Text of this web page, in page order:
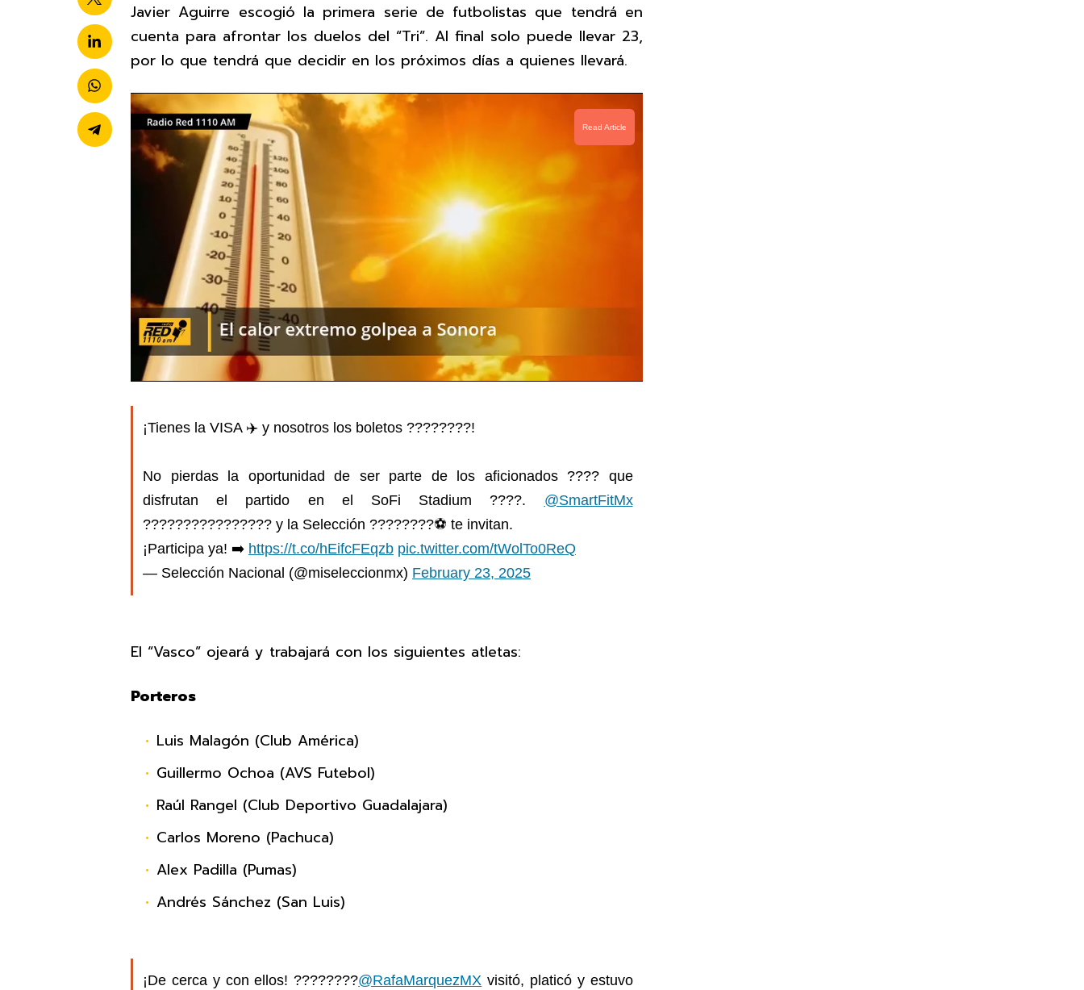
Javier Aguirre escogió la primera serie de futbolistas que tendrá en
cuenta para afrontar los duelos del “Tri”. Al final solo puede llevar 23,
por lo que tendrá que decidir en los próximos días a quienes llevará.
Read Article
¡Tienes la VISA ✈️ y nosotros los boletos ????️????️!
No pierdas la oportunidad de ser parte de los aficionados ???? que
disfrutan el partido en el SoFi Stadium ????️. @SmartFitMx
???????????????? y la Selección ????????⚽️ te invitan.
¡Participa ya! ➡️ https://t.co/hEifcFEqzb pic.twitter.com/tWolTo0ReQ
— Selección Nacional (@miseleccionmx) February 23, 2025
El “Vasco” ojeará y trabajará con los siguientes atletas:
Porteros
Luis Malagón (Club América)
Guillermo Ochoa (AVS Futebol)
Raúl Rangel (Club Deportivo Guadalajara)
Carlos Moreno (Pachuca)
Alex Padilla (Pumas)
Andrés Sánchez (San Luis)
¡De cerca y con ellos! ????????@RafaMarquezMX visitó, platicó y estuvo